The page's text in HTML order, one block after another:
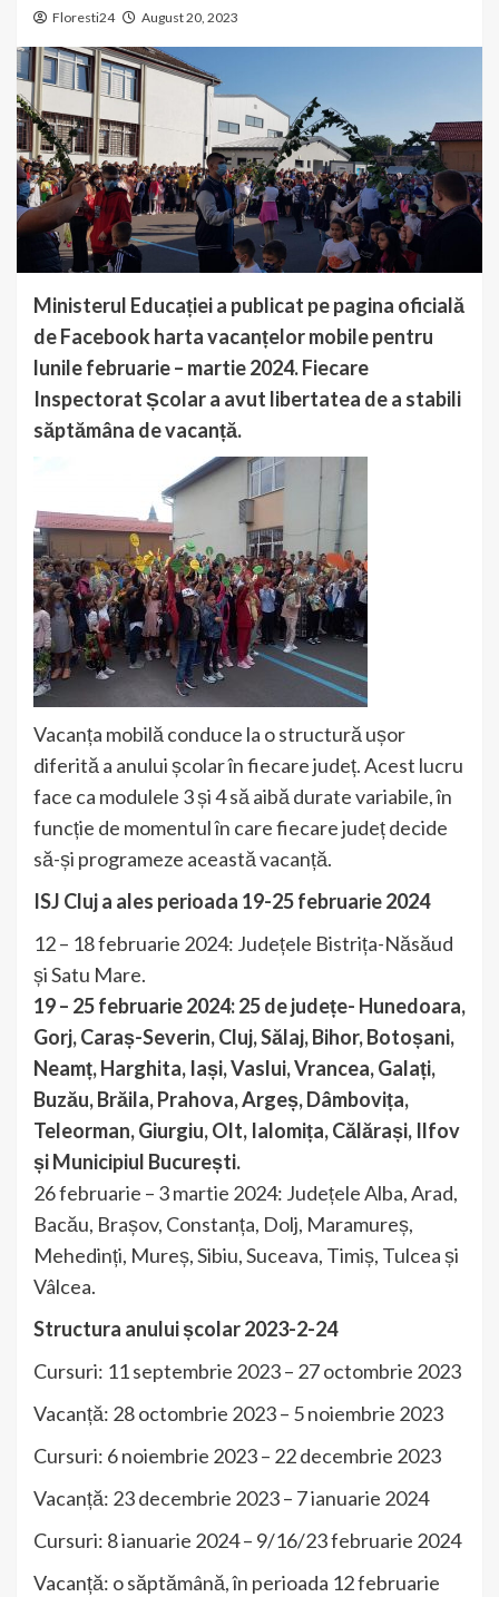
Floresti24 August 20, 2023
Ministerul Educației a publicat pe pagina oficială
de Facebook harta vacanțelor mobile pentru
lunile februarie – martie 2024. Fiecare
Inspectorat Școlar a avut libertatea de a stabili
săptămâna de vacanță.
Vacanța mobilă conduce la o structură ușor
diferită a anului școlar în fiecare județ. Acest lucru
face ca modulele 3 și 4 să aibă durate variabile, în
funcție de momentul în care fiecare județ decide
să-și programeze această vacanță.
ISJ Cluj a ales perioada 19-25 februarie 2024
12 – 18 februarie 2024: Județele Bistrița-Năsăud
și Satu Mare.
19 – 25 februarie 2024: 25 de județe- Hunedoara,
Gorj, Caraș-Severin, Cluj, Sălaj, Bihor, Botoșani,
Neamț, Harghita, Iași, Vaslui, Vrancea, Galați,
Buzău, Brăila, Prahova, Argeș, Dâmbovița,
Teleorman, Giurgiu, Olt, Ialomița, Călărași, Ilfov
și Municipiul București.
26 februarie – 3 martie 2024: Județele Alba, Arad,
Bacău, Brașov, Constanța, Dolj, Maramureș,
Mehedinți, Mureș, Sibiu, Suceava, Timiș, Tulcea și
Vâlcea.
Structura anului școlar 2023-2-24
Cursuri: 11 septembrie 2023 – 27 octombrie 2023
Vacanță: 28 octombrie 2023 – 5 noiembrie 2023
Cursuri: 6 noiembrie 2023 – 22 decembrie 2023
Vacanță: 23 decembrie 2023 – 7 ianuarie 2024
Cursuri: 8 ianuarie 2024 – 9/16/23 februarie 2024
Vacanță: o săptămână, în perioada 12 februarie